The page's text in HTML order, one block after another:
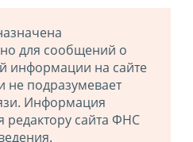
для сообщений о
информации на сайте
не подразумевает
Информация
редактору сайта ФНС